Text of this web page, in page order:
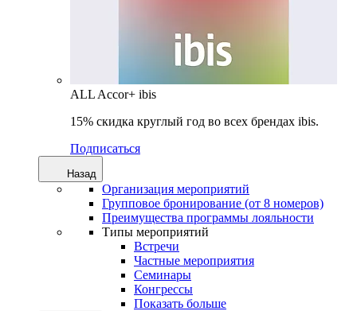
ALL Accor+ ibis
15% скидка круглый год во всех брендах ibis.
Подписаться
Назад
Организация мероприятий
Групповое бронирование (от 8 номеров)
Преимущества программы лояльности
Типы мероприятий
Встречи
Частные мероприятия
Семинары
Конгрессы
Показать больше